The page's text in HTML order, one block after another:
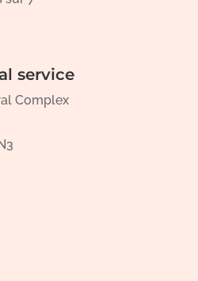
service
Complex